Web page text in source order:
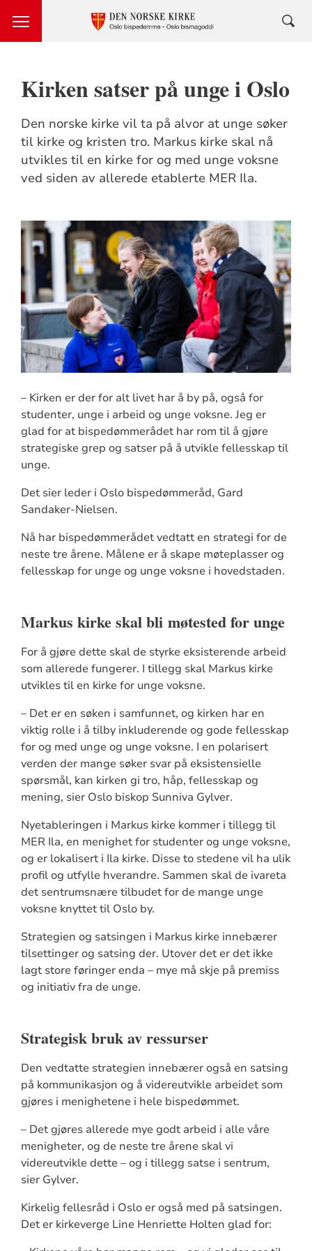
Kirken satser på unge i Oslo
Den norske kirke vil ta på alvor at unge søker
til kirke og kristen tro. Markus kirke skal nå
utvikles til en kirke for og med unge voksne
ved siden av allerede etablerte MER Ila.
– Kirken er der for alt livet har å by på, også for
studenter, unge i arbeid og unge voksne. Jeg er
glad for at bispedømmerådet har rom til å gjøre
strategiske grep og satser på å utvikle fellesskap til
unge.
Det sier leder i Oslo bispedømmeråd, Gard
Sandaker-Nielsen.
Nå har bispedømmerådet vedtatt en strategi for de
neste tre årene. Målene er å skape møteplasser og
fellesskap for unge og unge voksne i hovedstaden.
Markus kirke skal bli møtested for unge
For å gjøre dette skal de styrke eksisterende arbeid
som allerede fungerer. I tillegg skal Markus kirke
utvikles til en kirke for unge voksne.
– Det er en søken i samfunnet, og kirken har en
viktig rolle i å tilby inkluderende og gode fellesskap
for og med unge og unge voksne. I en polarisert
verden der mange søker svar på eksistensielle
spørsmål, kan kirken gi tro, håp, fellesskap og
mening, sier Oslo biskop Sunniva Gylver.
Nyetableringen i Markus kirke kommer i tillegg til
MER Ila, en menighet for studenter og unge voksne,
og er lokalisert i Ila kirke. Disse to stedene vil ha ulik
profil og utfylle hverandre. Sammen skal de ivareta
det sentrumsnære tilbudet for de mange unge
voksne knyttet til Oslo by.
Strategien og satsingen i Markus kirke innebærer
tilsettinger og satsing der. Utover det er det ikke
lagt store føringer enda – mye må skje på premiss
og initiativ fra de unge.
Strategisk bruk av ressurser
Den vedtatte strategien innebærer også en satsing
på kommunikasjon og å videreutvikle arbeidet som
gjøres i menighetene i hele bispedømmet.
– Det gjøres allerede mye godt arbeid i alle våre
menigheter, og de neste tre årene skal vi
videreutvikle dette – og i tillegg satse i sentrum,
sier Gylver.
Kirkelig fellesråd i Oslo er også med på satsingen.
Det er kirkeverge Line Henriette Holten glad for: